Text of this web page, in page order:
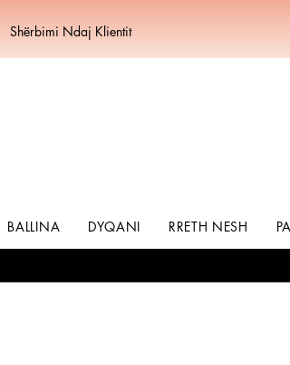
Shërbimi Ndaj Klientit
BALLINA DYQANI RRETH NESH